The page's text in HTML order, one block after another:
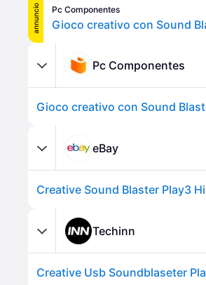
annuncio Pc Componentes
Gioco creativo con Sound
Pc Componentes
Gioco creativo con Sound
eBay
Techinn
Creative Usb Soundblaseter